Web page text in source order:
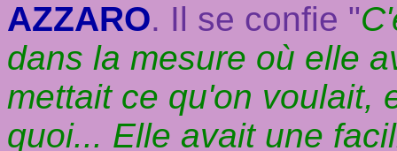
AZZARO. Il se confie "
dans la mesure où elle
mettait ce qu'on voulait,
quoi... Elle avait une